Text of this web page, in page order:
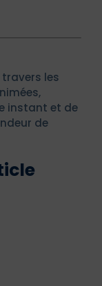
les
instant et de
de